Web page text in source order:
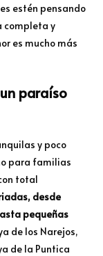
estén pensando
completa y
es mucho más
paraíso
y poco
para familias
total
desde
pequeñas
de los Narejos,
de la Puntica